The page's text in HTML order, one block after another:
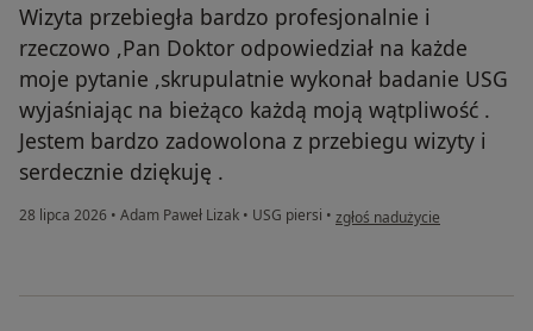
Wizyta przebiegła bardzo profesjonalnie i
rzeczowo ,Pan Doktor odpowiedział na każde
moje pytanie ,skrupulatnie wykonał badanie USG
wyjaśniając na bieżąco każdą moją wątpliwość .
Jestem bardzo zadowolona z przebiegu wizyty i
serdecznie dziękuję .
28 lipca 2026 • Adam Paweł Lizak • USG piersi • w opinii użytkownika Aneta
zgłoś nadużycie